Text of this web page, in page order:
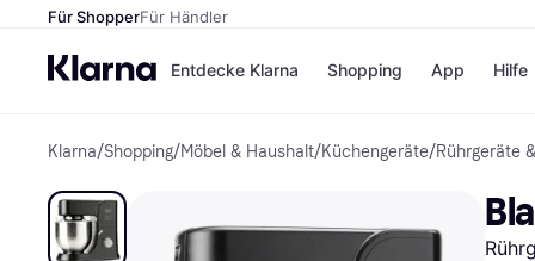
Für ShopperFür Händler
Entdecke Klarna
Zahlungsmethoden
Bezahle in 3
Teilzahlungen
Shopping
Shops
eBay
Temu
App Hilfe
Klarna/Shopping/Möbel & Haushalt/Küchengeräte/Rührgeräte